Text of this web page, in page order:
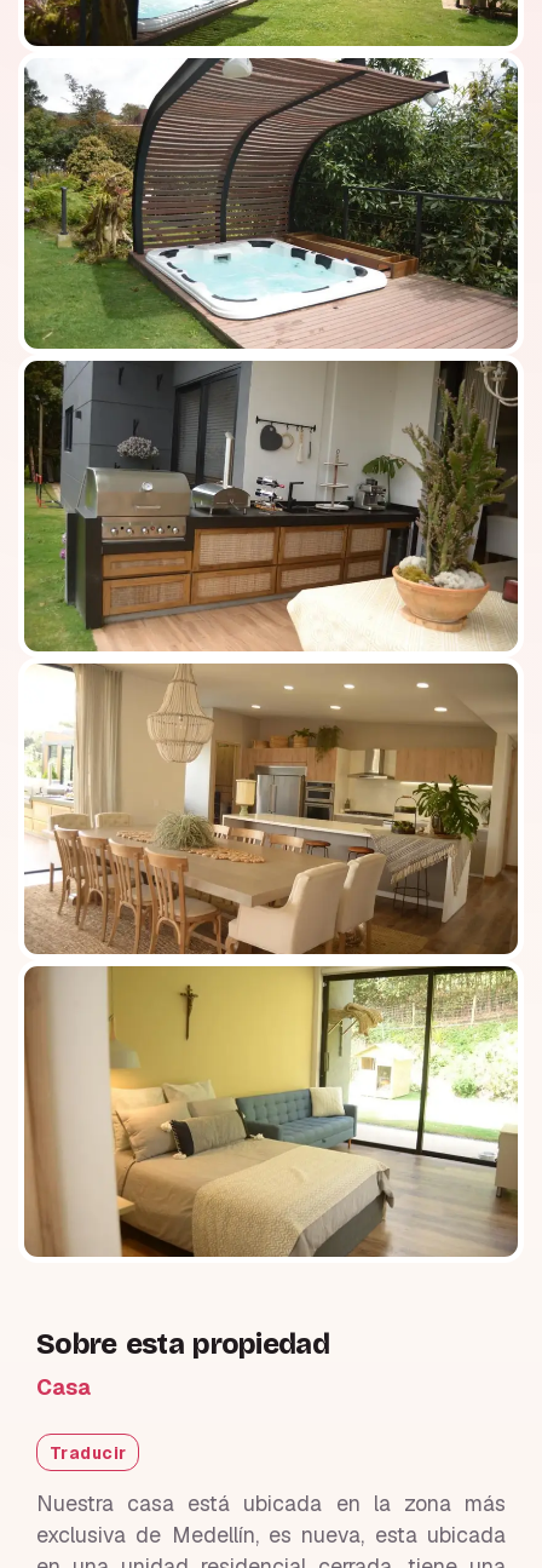
Sobre esta propiedad
Casa
Traducir
Nuestra casa está ubicada en la zona más
exclusiva de Medellín, es nueva, esta ubicada